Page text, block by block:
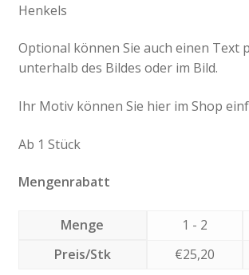
Henkels
Optional können Sie auch einen Text
unterhalb des Bildes oder im Bild.
Ihr Motiv können Sie hier im Shop
Ab 1 Stück
Mengenrabatt
Menge 1 - 2
Preis/Stk
€25,20